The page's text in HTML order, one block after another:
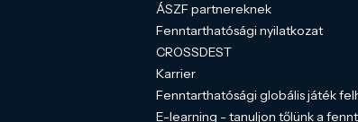
ÁSZF partnereknek
Fenntarthatósági nyilatkozat
CROSSDEST
Karrier
Fenntarthatósági globális játék
E-learning - tanuljon tőlünk a